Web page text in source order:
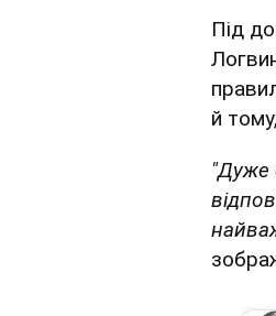
Під
й
"Дуже